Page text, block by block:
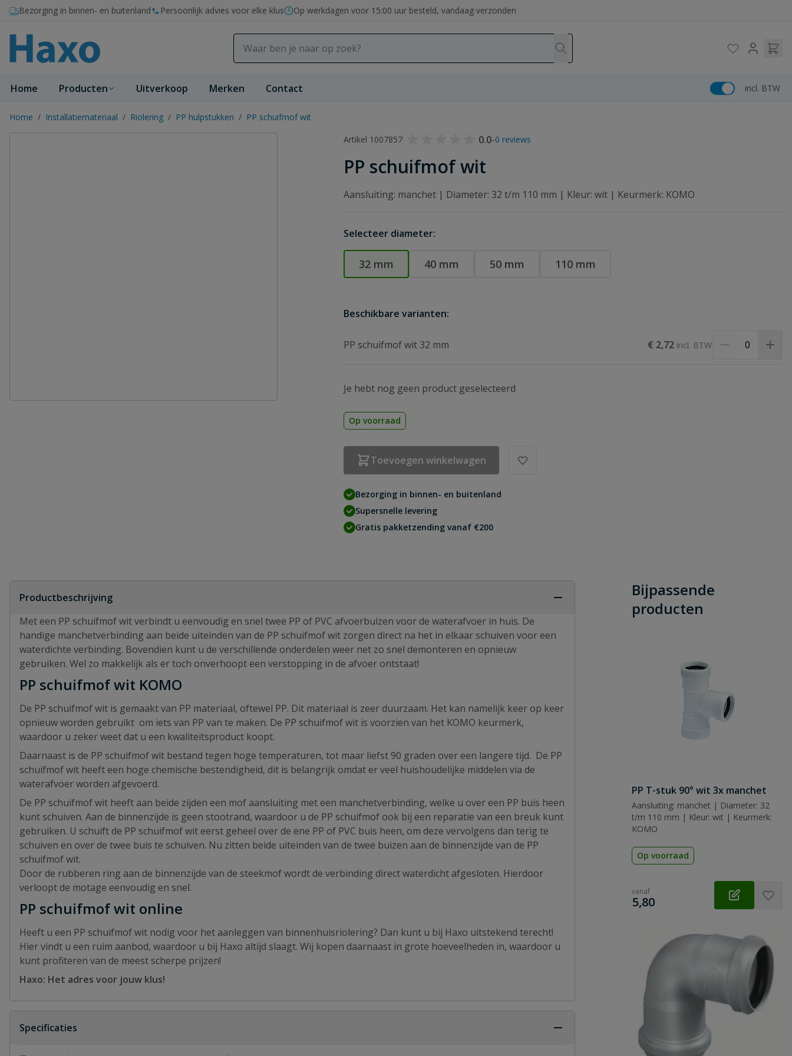
Ga naar de inhoud
Bezorging in binnen- en buitenland Persoonlijk advies voor elke klus Op werkdagen voor 15:00 uur besteld, vandaag verzonden
Home Producten Uitverkoop Merken Contact incl. BTW
Home / Installatiemateriaal / Riolering / PP hulpstukken / PP schuifmof wit
Artikel 1007857
0.0-0 reviews
PP schuifmof wit
Aansluiting: manchet | Diameter: 32 t/m 110 mm | Kleur: wit | Keurmerk: KOMO
Selecteer diameter:
32 mm 40 mm 50 mm 110 mm
Beschikbare varianten:
PP schuifmof wit 32 mm € 2,72
Je hebt nog geen product geselecteerd
Op voorraad
Toevoegen winkelwagen
Bezorging in binnen- en buitenland
Supersnelle levering
Gratis pakketzending vanaf €200
Productbeschrijving
Met een PP schuifmof wit verbindt u eenvoudig en snel twee PP of PVC afvoerbuizen voor de waterafvoer in huis. De
handige manchetverbinding aan beide uiteinden van de PP schuifmof wit zorgen direct na het in elkaar schuiven voor een
waterdichte verbinding. Bovendien kunt u de verschillende onderdelen weer net zo snel demonteren en opnieuw
gebruiken. Wel zo makkelijk als er toch onverhoopt een verstopping in de afvoer ontstaat!
PP schuifmof wit KOMO
De PP schuifmof wit is gemaakt van PP materiaal, oftewel PP. Dit materiaal is zeer duurzaam. Het kan namelijk keer op keer
opnieuw worden gebruikt om iets van PP van te maken. De PP schuifmof wit is voorzien van het KOMO keurmerk,
waardoor u zeker weet dat u een kwaliteitsproduct koopt.
Daarnaast is de PP schuifmof wit bestand tegen hoge temperaturen, tot maar liefst 90 graden over een langere tijd. De PP
schuifmof wit heeft een hoge chemische bestendigheid, dit is belangrijk omdat er veel huishoudelijke middelen via de
waterafvoer worden afgevoerd.
De PP schuifmof wit heeft aan beide zijden een mof aansluiting met een manchetverbinding, welke u over een PP buis heen
kunt schuiven. Aan de binnenzijde is geen stootrand, waardoor u de PP schuifmof ook bij een reparatie van een breuk kunt
gebruiken. U schuift de PP schuifmof wit eerst geheel over de ene PP of PVC buis heen, om deze vervolgens dan terig te
schuiven en over de twee buis te schuiven. Nu zitten beide uiteinden van de twee buizen aan de binnenzijde van de PP
schuifmof wit.
Door de rubberen ring aan de binnenzijde van de steekmof wordt de verbinding direct waterdicht afgesloten. Hierdoor
verloopt de motage eenvoudig en snel.
PP schuifmof wit online
Heeft u een PP schuifmof wit nodig voor het aanleggen van binnenhuisriolering? Dan kunt u bij Haxo uitstekend terecht!
Hier vindt u een ruim aanbod, waardoor u bij Haxo altijd slaagt. Wij kopen daarnaast in grote hoeveelheden in, waardoor u
kunt profiteren van de meest scherpe prijzen!
Haxo: Het adres voor jouw klus!
Specificaties
Bijpassende
producten
PP T-stuk 90° wit 3x manchet
Aansluiting: manchet | Diameter: 32
t/m 110 mm | Kleur: wit | Keurmerk:
KOMO
Op voorraad
vanaf
€
5,80